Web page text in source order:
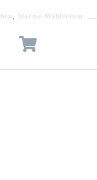
Warme Mahlzeiten